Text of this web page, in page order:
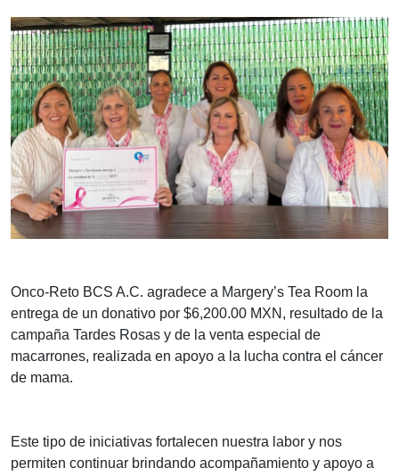
Onco-Reto BCS A.C. agradece a Margery’s Tea Room la
entrega de un donativo por $6,200.00 MXN, resultado de la
campaña Tardes Rosas y de la venta especial de
macarrones, realizada en apoyo a la lucha contra el cáncer
de mama.
Este tipo de iniciativas fortalecen nuestra labor y nos
permiten continuar brindando acompañamiento y apoyo a